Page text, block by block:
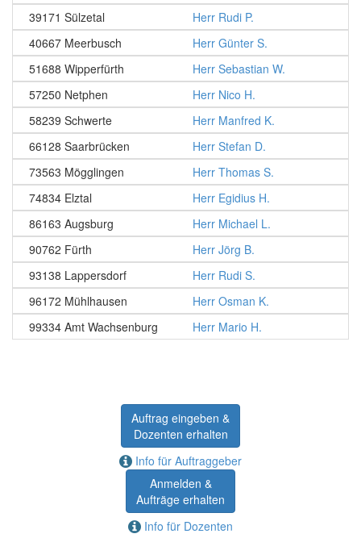
39171 Sülzetal
Herr Rudi P.
40667 Meerbusch
Herr Günter S.
51688 Wipperfürth
Herr Sebastian W.
57250 Netphen
Herr Nico H.
58239 Schwerte
Herr Manfred K.
66128 Saarbrücken
Herr Stefan D.
73563 Mögglingen
Herr Thomas S.
74834 Elztal
Herr Egidius H.
86163 Augsburg
Herr Michael L.
90762 Fürth
Herr Jörg B.
93138 Lappersdorf
Herr Rudi S.
96172 Mühlhausen
Herr Osman K.
99334 Amt Wachsenburg
Herr Mario H.
Auftrag eingeben &
Dozenten erhalten
Info für Auftraggeber
Anmelden &
Aufträge erhalten
Info für Dozenten